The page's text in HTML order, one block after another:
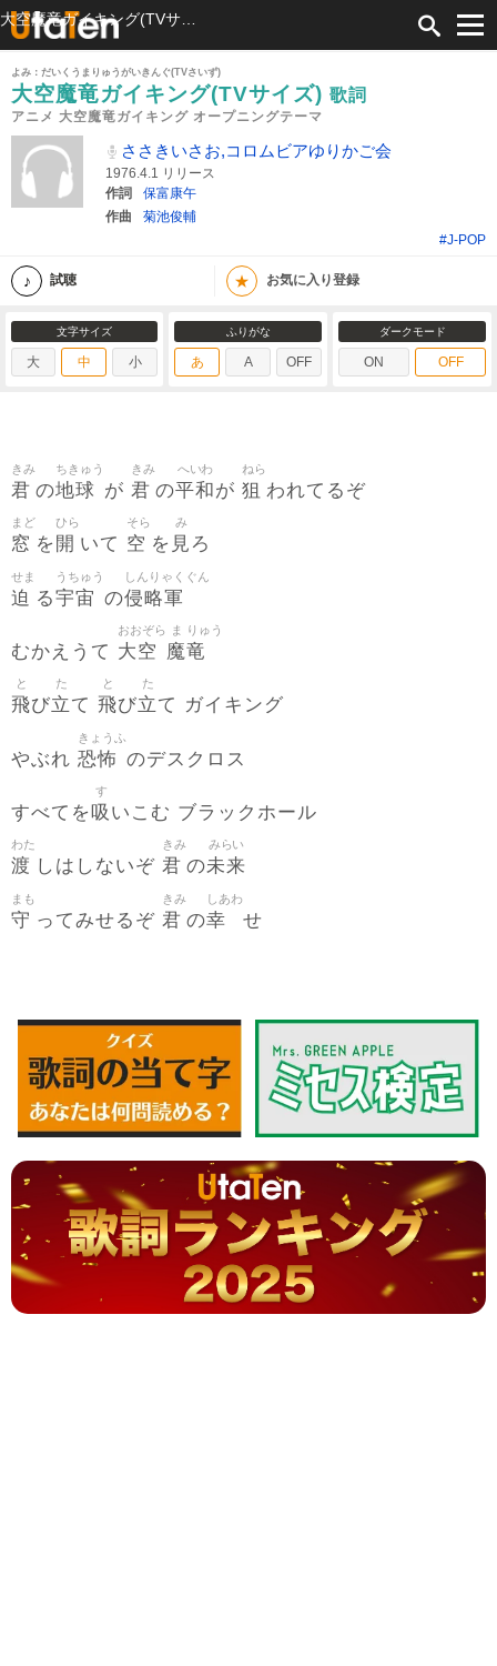
よみ：だいくうまりゅうがいきんぐ(TVさいず)
大空魔竜ガイキング(TVサイズ) 歌詞
アニメ 大空魔竜ガイキング オープニングテーマ
ささきいさお,コロムビアゆりかご会
1976.4.1 リリース
作詞
保富康午
作曲
菊池俊輔
#J-POP
試聴 ★ お気に入り登録
文字サイズ
大 中 小
ふりがな
あ A OFF
ダークモード
ON OFF
君
きみ
の地球
ちきゅう
が 君
きみ
の平和
へいわ
が 狙
ねら
われてるぞ
窓
まど
を 開
ひら
いて 空
そら
を 見
み
ろ
迫
せま
る宇宙
うちゅう
の侵略軍
しんりゃくぐん
むかえうて 大空
おおぞら
魔
ま
竜
りゅう
飛
と
び立
た
て 飛
と
び立
た
て ガイキング
やぶれ 恐怖
きょうふ
のデスクロス
すべてを吸
す
いこむ ブラックホール
渡
わた
しはしないぞ 君
きみ
の未来
みらい
守
まも
ってみせるぞ 君
きみ
の幸
しあわ
せ